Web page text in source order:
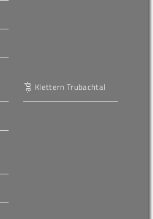
Klettern Trubachtal